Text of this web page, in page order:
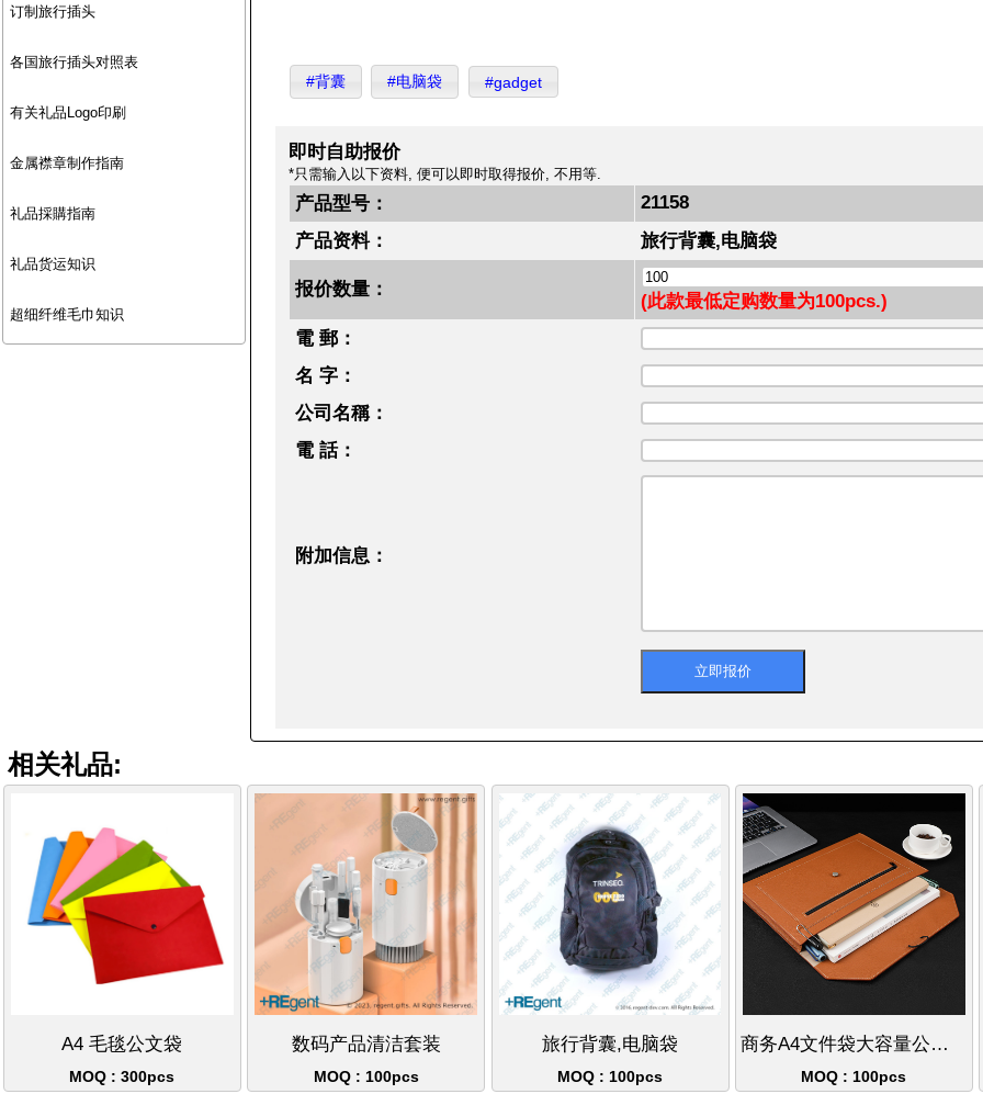
订制旅行插头
各国旅行插头对照表
有关礼品Logo印刷
金属襟章制作指南
礼品採購指南
礼品货运知识
超细纤维毛巾知识
#背囊 #电脑袋 #gadget
即时自助报价
*只需输入以下资料, 便可以即时取得报价, 不用等.
产品型号：
21158
产品资料：
旅行背囊,电脑袋
报价数量：
(此款最低定购数量为100pcs.)
電 郵：
名 字：
公司名稱：
電 話：
附加信息：
相关礼品:
A4 毛毯公文袋
MOQ : 300pcs
数码产品清洁套装
MOQ : 100pcs
旅行背囊,电脑袋
MOQ : 100pcs
商务A4文件袋大容量公文包 可放13-15吋手提电脑 立体收纳设计
MOQ : 100pcs